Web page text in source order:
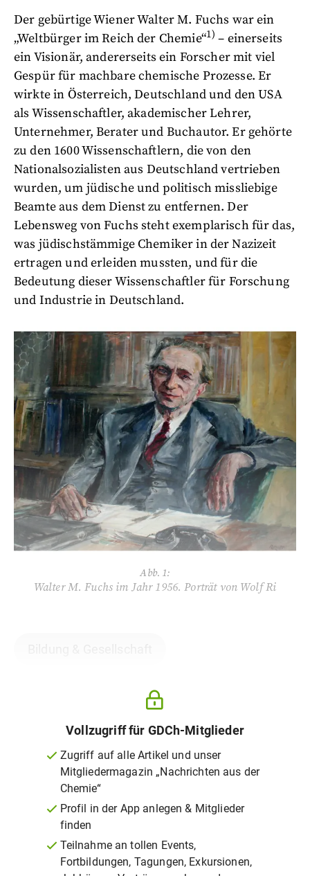
Der gebürtige Wiener Walter M. Fuchs war ein
„Weltbürger im Reich der Chemie“1) – einerseits
ein Visionär, andererseits ein Forscher mit viel
Gespür für machbare chemische Prozesse. Er
wirkte in Österreich, Deutschland und den USA
als Wissenschaftler, akademischer Lehrer,
Unternehmer, Berater und Buchautor. Er gehörte
zu den 1600 Wissenschaftlern, die von den
Nationalsozialisten aus Deutschland vertrieben
wurden, um jüdische und politisch missliebige
Beamte aus dem Dienst zu entfernen. Der
Lebensweg von Fuchs steht exemplarisch für das,
was jüdischstämmige Chemiker in der Nazizeit
ertragen und erleiden mussten, und für die
Bedeutung dieser Wissenschaftler für Forschung
und Industrie in Deutschland.
Abb. 1:
Walter M. Fuchs im Jahr 1956. Porträt von Wolf Ri
Vollzugriff für GDCh-Mitglieder
Zugriff auf alle Artikel und unser
Mitgliedermagazin „Nachrichten aus der
Chemie“
Profil in der App anlegen & Mitglieder
finden
Teilnahme an tollen Events,
Fortbildungen, Tagungen, Exkursionen,